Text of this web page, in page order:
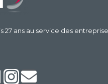
27 ans au service des